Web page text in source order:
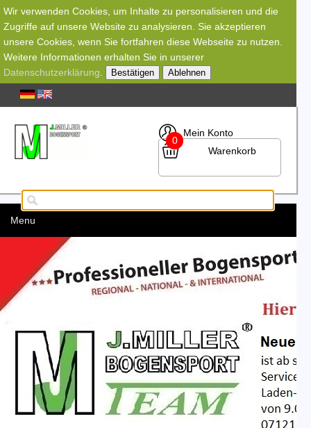
Wir verwenden Cookies, um Inhalte zu personalisieren und die
Zugriffe auf unsere Website zu analysieren. Sie akzeptieren
unsere Cookies, wenn Sie fortfahren diese Webseite zu nutzen.
Weitere Informationen erhalten Sie in unserer
Datenschutzerklärung
Bestätigen Ablehnen
Mein Konto
0
Warenkorb
Menu